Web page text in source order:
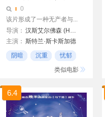
0
该片形成了一种无产者与...
导演：
汉斯艾尔佛森 (Hans Alfredson)
主演： 斯特兰·斯卡斯加德
Hans Alfredson
阴暗 沉重
忧郁
类似电影
6.4